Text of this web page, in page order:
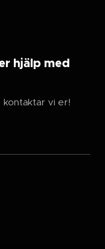
hjälp med
kontaktar vi er!